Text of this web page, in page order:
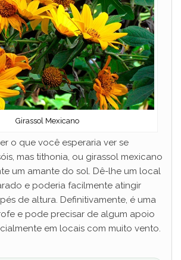
Girassol Mexicano
o que você esperaria ver se
mas tithonia, ou girassol mexicano
um amante do sol. Dê-lhe um local
e poderia facilmente atingir
de altura. Definitivamente, é uma
e pode precisar de algum apoio
em locais com muito vento.